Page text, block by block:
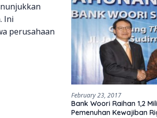
Ini
perusahaan
February 23, 2017
Bank Woori Raihan 1,2
Pemenuhan Kewajiban